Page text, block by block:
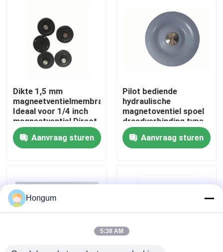
Over ons
fabriekstour
Kwaliteitscontrole
Nieuws
Vraag een offerte
Rubberdiafragmaverbindingen
Dikte 1,5 mm
magneetventielmembraan
Ideaal voor 1/4 inch
magneetventiel Direct
werkend pilotgestuurd
ventiel Type Gebruik
Aanvraag sturen
Pilot bediende
hydraulische
magnetoventiel spoel
draadverbinding type
ontworpen voor
prestaties in
hydraulische
Aanvraag sturen
Hongum
5:38 AM